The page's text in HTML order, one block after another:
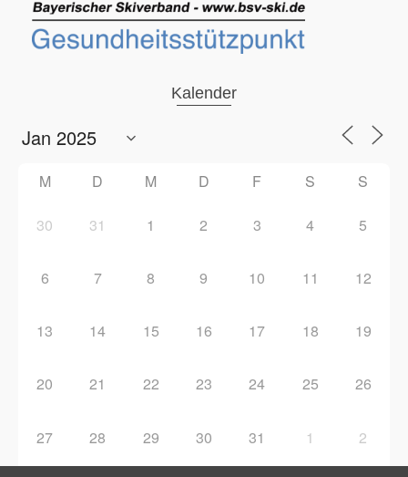
Kalender
M D M D F S S
30 31 1 2 3 4 5
6 7 8 9 10 11 12
13 14 15 16 17 18 19
20 21 22 23 24 25 26
27 28 29 30 31 1 2